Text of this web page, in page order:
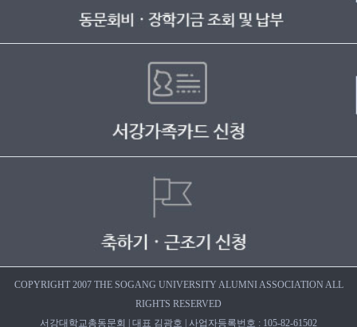
COPYRIGHT 2007 THE SOGANG UNIVERSITY ALUMNI ASSOCIATION ALL
RIGHTS RESERVED
서강대학교총동문회 | 대표 김광호 | 사업자등록번호 : 105-82-61502